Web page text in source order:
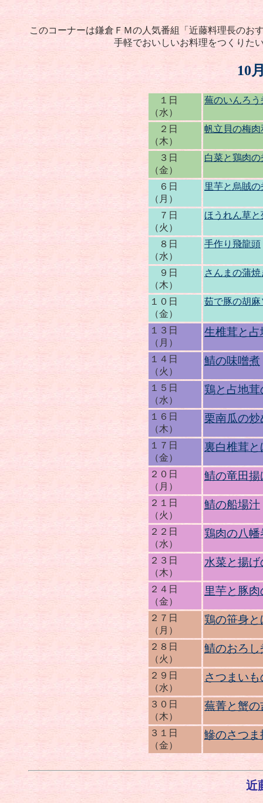
このコーナーは鎌倉ＦＭの人気番組「近藤料理長のお
手軽でおいしいお料理をつくりた
10
１日
（水）
蕪のいんろう
２日
（木）
帆立貝の梅肉
３日
（金）
白菜と鶏肉の
６日
（月）
里芋と烏賊の
７日
（火）
ほうれん草
８日
（水）
手作り飛龍頭
９日
（木）
さんまの蒲焼
１０日
（金）
茹で豚の胡
１３日
（月）
生椎茸と
１４日
（火）
鯖の味噌煮
１５日
（水）
鶏と占地
１６日
（木）
栗南瓜の炒
１７日
（金）
裏白椎茸
２０日
（月）
鯖の竜田揚
２１日
（火）
鯖の船場汁
２２日
（水）
鶏肉の八幡
２３日
（木）
水菜と揚
２４日
（金）
里芋と豚
２７日
（月）
鶏の笹身
２８日
（火）
鯖のおろし
２９日
（水）
さつまい
３０日
（木）
蕪菁と蟹の
３１日
（金）
鰺のさつま
近